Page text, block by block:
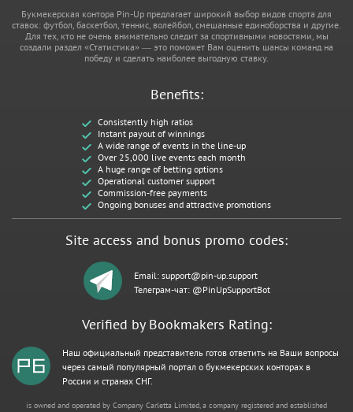
Букмекерская контора Pin-Up предлагает широкий выбор видов спорта для
ставок: футбол, баскетбол, теннис, волейбол, смешанные единоборства и другие.
Для тех, кто не очень внимательно следит за спортивными новостями, мы
создали раздел «Статистика» — это поможет Вам оценить шансы команд на
победу и сделать наиболее выгодную ставку.
Benefits:
Consistently high ratios
Instant payout of winnings
A wide range of events in the line-up
Over 25,000 live events each month
A huge range of betting options
Operational customer support
Commission-free payments
Ongoing bonuses and attractive promotions
Site access and bonus promo codes:
Email: support@pin-up.support
Телеграм-чат: @PinUpSupportBot
Verified by Bookmakers Rating:
Наш официальный представитель готов ответить на Ваши вопросы
через самый популярный портал о букмекерских конторах в
России и странах СНГ.
is owned and operated by Company Carletta Limited, a company registered and established